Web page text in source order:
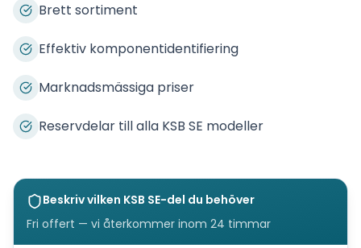
Brett sortiment
Effektiv komponentidentifiering
Marknadsmässiga priser
Reservdelar till alla KSB SE modeller
Beskriv vilken KSB SE-del du behöver
Fri offert — vi återkommer inom 24 timmar